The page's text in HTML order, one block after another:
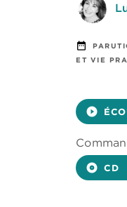
date_range
ET VIE
play_circle_filled
album CD